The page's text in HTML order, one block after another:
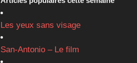
Les yeux sans visage
San-Antonio – Le film